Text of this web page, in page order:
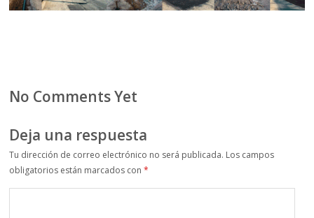
No Comments Yet
Deja una respuesta
Tu dirección de correo electrónico no será publicada. Los campos
obligatorios están marcados con*